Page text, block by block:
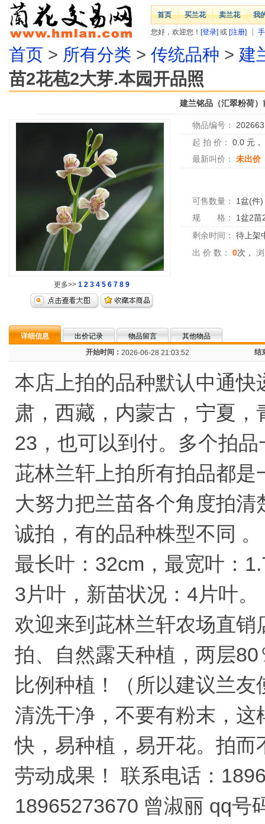
首页 买兰花 卖兰花 我
您好，欢迎您！ [登录] 或 [注册]
首页 > 所有分类 > 传统品种 > 建
苗2花苞2大芽.本园开品照
建兰铭品（汇翠粉荷
更多>> 1 2 3 4 5 6 7 8 9
物品编号：
起 拍 价：
0.0 元，
最新叫价：
未出价
可售数量： 1盆(件)
规 格：
1盆2苗
剩余时间：
待上架
出 价 数：
0次，
详细信息 出价记录 物品留言
其他物品
开始时间： 2026-06-28 21:03:52 结
本店上拍的品种默认中通
肃，西藏，内蒙古，宁夏
23，也可以到付。多个拍
茈林兰轩上拍所有拍品都
大努力把兰苗各个角度拍
诚拍，有的品种株型不同 。
最长叶：32cm，最宽叶：
3片叶，新苗状况：4片叶。
欢迎来到茈林兰轩农场直
拍、自然露天种植，两层
比例种植！（所以建议兰
清洗干净，不要有粉末，
快，易种植，易开花。拍
劳动成果！ 联系电话：
18965273670 曾淑丽 qq号